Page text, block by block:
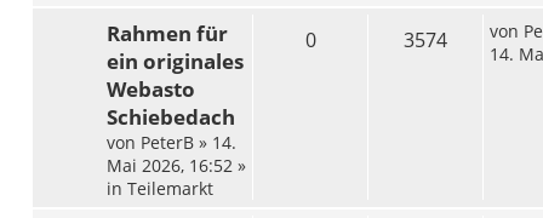
Rahmen für
ein originales
Webasto
Schiebedach
von PeterB » 14.
Mai 2026, 16:52 »
in Teilemarkt
0 3574 von
14.